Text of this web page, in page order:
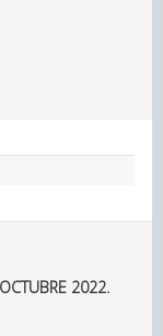
2022.